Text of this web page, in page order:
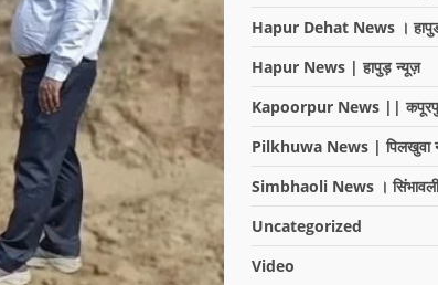
Hapur Dehat News ।
Hapur News | हापुड़ न्यूज़
Kapoorpur News ||
Pilkhuwa News | पिलखुवा
Simbhaoli News ।
Uncategorized
Video